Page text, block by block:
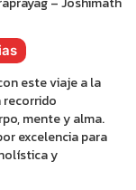
este viaje a la
recorrido
mente y alma.
excelencia para
y